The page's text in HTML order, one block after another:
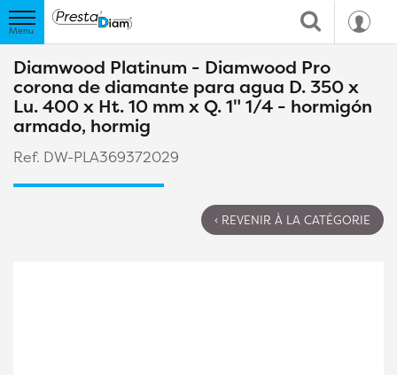
Diamwood Platinum - Diamwood Pro
corona de diamante para agua D. 350 x
Lu. 400 x Ht. 10 mm x Q. 1" 1/4 - hormigón
armado, hormig
Ref. DW-PLA369372029
‹ REVENIR À LA CATÉGORIE